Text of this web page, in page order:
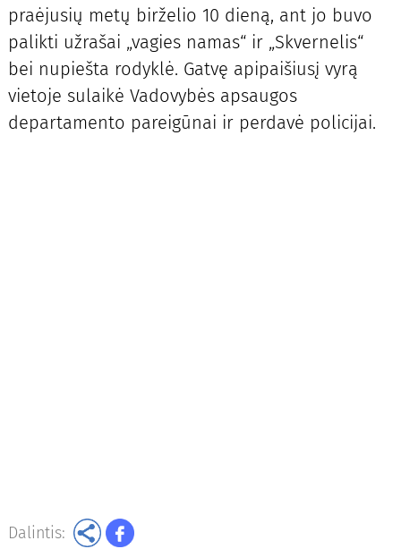
praėjusių metų birželio 10 dieną, ant jo buvo
palikti užrašai „vagies namas“ ir „Skvernelis“
bei nupiešta rodyklė. Gatvę apipaišiusį vyrą
vietoje sulaikė Vadovybės apsaugos
departamento pareigūnai ir perdavė policijai.
Dalintis: